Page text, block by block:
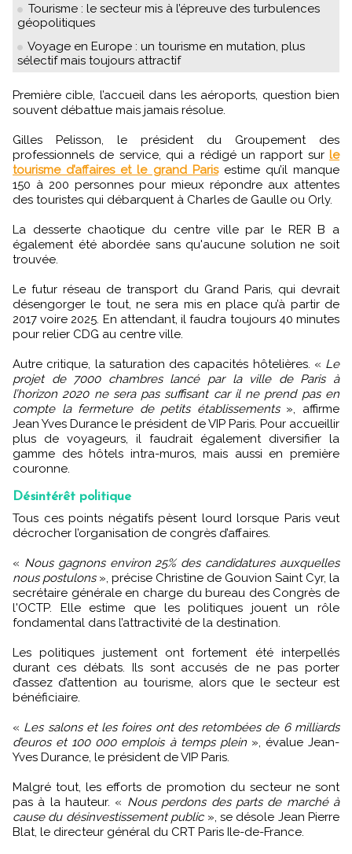
Tourisme : le secteur mis à l’épreuve des turbulences
géopolitiques
Voyage en Europe : un tourisme en mutation, plus
sélectif mais toujours attractif
Première cible, l’accueil dans les aéroports, question bien
souvent débattue mais jamais résolue.
Gilles Pelisson, le président du Groupement des
professionnels de service, qui a rédigé un rapport sur le
tourisme d’affaires et le grand Parisestime qu’il manque
150 à 200 personnes pour mieux répondre aux attentes
des touristes qui débarquent à Charles de Gaulle ou Orly.
La desserte chaotique du centre ville par le RER B a
également été abordée sans qu'aucune solution ne soit
trouvée.
Le futur réseau de transport du Grand Paris, qui devrait
désengorger le tout, ne sera mis en place qu’à partir de
2017 voire 2025. En attendant, il faudra toujours 40 minutes
pour relier CDG au centre ville.
Autre critique, la saturation des capacités hôtelières. « Le
projet de 7000 chambres lancé par la ville de Paris à
l’horizon 2020 ne sera pas suffisant car il ne prend pas en
compte la fermeture de petits établissements », affirme
Jean Yves Durance le président de VIP Paris. Pour accueillir
plus de voyageurs, il faudrait également diversifier la
gamme des hôtels intra-muros, mais aussi en première
couronne.
Désintérêt politique
Tous ces points négatifs pèsent lourd lorsque Paris veut
décrocher l’organisation de congrès d’affaires.
« Nous gagnons environ 25% des candidatures auxquelles
nous postulons», précise Christine de Gouvion Saint Cyr, la
secrétaire générale en charge du bureau des Congrès de
l'OCTP. Elle estime que les politiques jouent un rôle
fondamental dans l’attractivité de la destination.
Les politiques justement ont fortement été interpellés
durant ces débats. Ils sont accusés de ne pas porter
d’assez d’attention au tourisme, alors que le secteur est
bénéficiaire.
« Les salons et les foires ont des retombées de 6 milliards
d’euros et 100 000 emplois à temps plein », évalue Jean-
Yves Durance, le président de VIP Paris.
Malgré tout, les efforts de promotion du secteur ne sont
pas à la hauteur. « Nous perdons des parts de marché à
cause du désinvestissement public», se désole Jean Pierre
Blat, le directeur général du CRT Paris Ile-de-France.